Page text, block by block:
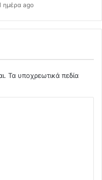
ημέρα ago
Τα υποχρεωτικά πεδία